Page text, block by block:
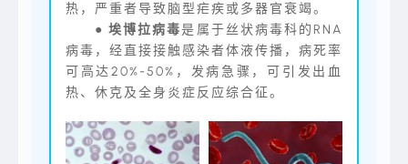
热，严重者导致脑型疟疾或多器官衰竭。
●埃博拉病毒是属于丝状病毒科的RNA
病毒，经直接接触感染者体液传播，病死率
可高达20%-50%，发病急骤，可引发出血
热、休克及全身炎症反应综合征。